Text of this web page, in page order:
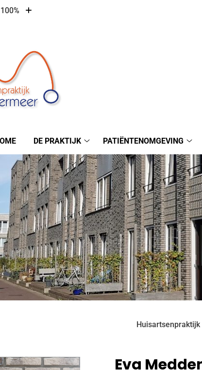
100%
Tekst
DE PRAKTIJK
praktijk
submenu
PATIËNTENOMGEVING
Eva